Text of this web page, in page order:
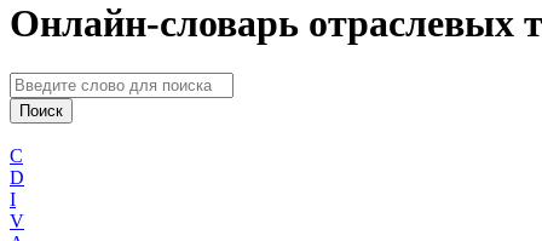
Онлайн-словарь отраслевых
C
D
I
V